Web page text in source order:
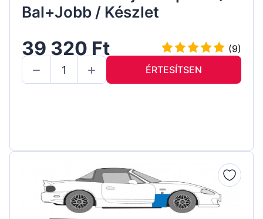
Bal+Jobb / Készlet
39 320 Ft
(9)
ÉRTESÍTSEN